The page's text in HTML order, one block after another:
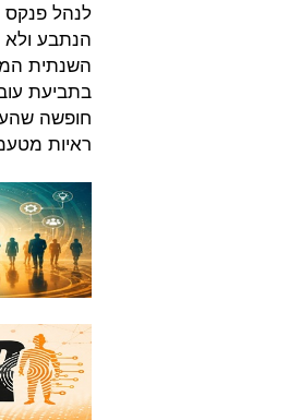
הנתבע
השנתית
בתביעת
חופשה
ראיות